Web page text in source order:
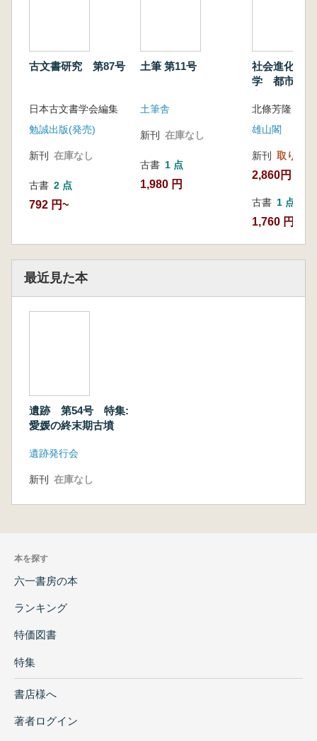
古文書研究 第87号
日本古文書学会編集
勉誠出版(発売)
新刊 在庫なし
古書 2 点
792 円~
土筆 第11号
土筆舎
新刊 在庫なし
古書 1 点
1,980 円
社会進化の
学 都市・権
雄山閣
新刊 取り寄せ
2,860円
古書 1 点
1,760 円
最近見た本
遺跡 第54号 特集:
愛媛の終末期古墳
遺跡発行会
新刊 在庫なし
本を探す
六一書房の本
ランキング
特価図書
特集
書店様へ
著者ログイン